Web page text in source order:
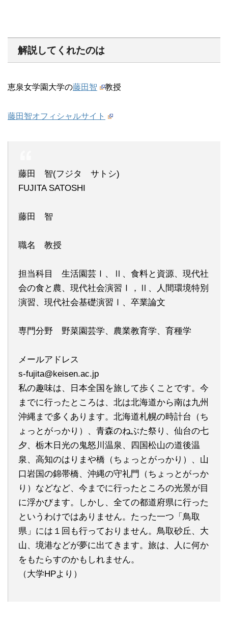
解説してくれたのは
恵泉女学園大学の藤田智 教授
藤田智オフィシャルサイト
藤田 智(フジタ サトシ)
FUJITA SATOSHI
藤田 智
職名 教授
担当科目 生活園芸Ⅰ、Ⅱ、食料と資源、現代社
会の食と農、現代社会演習Ⅰ，Ⅱ、人間環境特別
演習、現代社会基礎演習Ⅰ、卒業論文
専門分野 野菜園芸学、農業教育学、育種学
メールアドレス
s-fujita@keisen.ac.jp
私の趣味は、日本全国を旅して歩くことです。今
までに行ったところは、北は北海道から南は九州
沖縄まで多くあります。北海道札幌の時計台（ち
ょっとがっかり）、青森のねぶた祭り、仙台の七
夕、栃木日光の鬼怒川温泉、四国松山の道後温
泉、高知のはりまや橋（ちょっとがっかり）、山
口岩国の錦帯橋、沖縄の守礼門（ちょっとがっか
り）などなど、今までに行ったところの光景が目
に浮かびます。しかし、全ての都道府県に行った
というわけではありません。たった一つ「鳥取
県」には１回も行っておりません。鳥取砂丘、大
山、境港などが夢に出てきます。旅は、人に何か
をもたらすのかもしれません。
（大学HPより）